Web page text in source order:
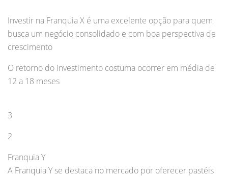
Investir na Franquia X é uma excelente opção para quem
busca um negócio consolidado e com boa perspectiva de
crescimento
O retorno do investimento costuma ocorrer em média de
12 a 18 meses
3
2
Franquia Y
A Franquia Y se destaca no mercado por oferecer pastéis